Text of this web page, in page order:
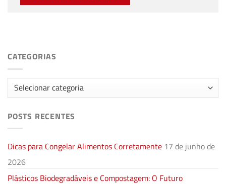
CATEGORIAS
Categorias
POSTS RECENTES
Dicas para Congelar Alimentos Corretamente 17 de junho de
2026
Plásticos Biodegradáveis e Compostagem: O Futuro